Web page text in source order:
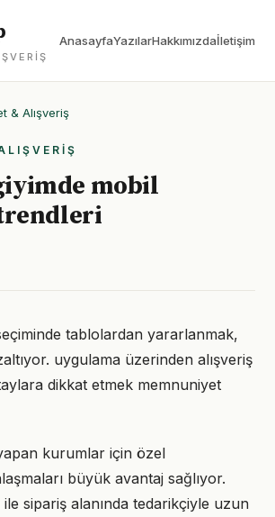
AnasayfaYazılarHakkımızdaİletişim
& Alışveriş
mobil
tablolardan yararlanmak,
uygulama üzerinden alışveriş
dikkat etmek memnuniyet
kurumlar için özel
büyük avantaj sağlıyor.
sipariş alanında tedarikçiyle uzun